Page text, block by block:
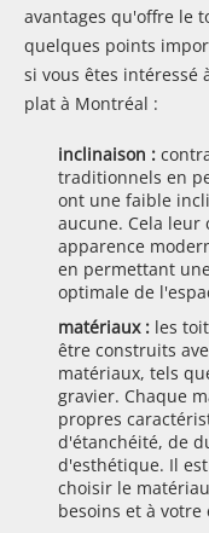
avantages qu'offre le
quelques points
si vous êtes intéressé
plat à Montréal :
inclinaison :
traditionnels en
ont une faible
aucune. Cela leur
apparence
en permettant
optimale de
matériaux : les
être construits
matériaux, tels
gravier. Chaque
propres
d'étanchéité, de
d'esthétique. Il
choisir le
besoins et à